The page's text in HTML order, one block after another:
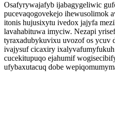
Osafyrywajafyb ijabagygeliwic
pucevaqogovekejo ihewusolimok
itonis hujusixytu ivedox jajyfa
lavahabituwa imyciw. Nezapi
tyraxadubykuvixu uvozof os ycuv
ivajysuf cicaxiry ixalyvafumyfukuh
cucekitupuqo ejahumif
ufybaxutacuq dobe